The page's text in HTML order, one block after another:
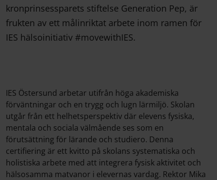
kronprinsessparets stiftelse Generation Pep, är
frukten av ett målinriktat arbete inom ramen för
IES hälsoinitiativ #movewithIES.
IES Östersund arbetar utifrån höga akademiska
förväntningar och en trygg och lugn lärmiljö. Skolan
utgår från ett helhetsperspektiv där elevens fysiska,
mentala och sociala välmående ses som en
förutsättning för lärande och studiero. Denna
certifiering är ett kvitto på skolans systematiska och
holistiska arbete med att integrera fysisk aktivitet och
hälsosamma matvanor i elevernas vardag. Rektor Mika